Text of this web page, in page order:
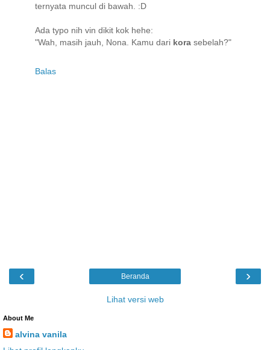
ternyata muncul di bawah. :D
Ada typo nih vin dikit kok hehe:
"Wah, masih jauh, Nona. Kamu dari kora sebelah?"
Balas
‹ ›
Beranda
Lihat versi web
About Me
alvina vanila